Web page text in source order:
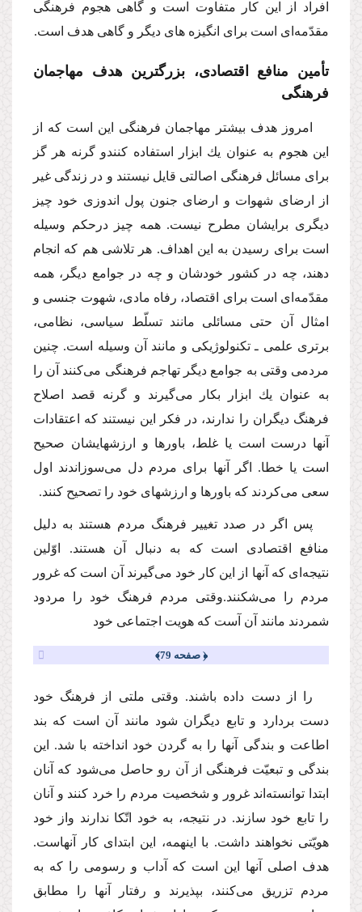
افراد از این كار متفاوت است و گاهى هجوم فرهنگى
مقدّمه‌اى است براى انگیزه هاى دیگر و گاهى هدف است.
تأمین منافع اقتصادى، بزرگترین هدف مهاجمان
فرهنگى
امروز هدف بیشتر مهاجمان فرهنگى این است كه از
این هجوم به عنوان یك ابزار استفاده كنندو گرنه هر گز
براى مسائل فرهنگى اصالتى قایل نیستند و در زندگى غیر
از ارضاى شهوات و ارضاى جنون پول اندوزى خود چیز
دیگرى برایشان مطرح نیست. همه چیز درحكم وسیله
است براى رسیدن به این اهداف. هر تلاشى هم كه انجام
دهند، چه در كشور خودشان و چه در جوامع دیگر، همه
مقدّمه‌اى است براى اقتصاد، رفاه مادى، شهوت جنسى و
امثال آن حتى مسائلى مانند تسلّط سیاسى، نظامى،
برترى علمى ـ تكنولوژیكى و مانند آن وسیله است. چنین
مردمى وقتى به جوامع دیگر تهاجم فرهنگى‌ مى‌كنند آن را
به عنوان یك ابزار بكار‌ مى‌گیرند و گرنه قصد اصلاح
فرهنگ دیگران را ندارند، در فكر این نیستند كه اعتقادات
آنها درست است یا غلط، باورها و ارزشهایشان صحیح
است یا خطا. اگر آنها براى مردم دل‌ مى‌سوزاندند اول
سعى‌ مى‌كردند كه باورها و ارزشهاى خود را تصحیح كنند.
پس اگر در صدد تغییر فرهنگ مردم هستند به دلیل
منافع اقتصادى است كه به دنبال آن هستند. اوّلین
نتیجه‌اى كه آنها از این كار خود‌ مى‌گیرند آن است كه غرور
مردم را‌ مى‌شكنند.وقتى مردم فرهنگ خود را مردود
شمردند مانند آن آست كه هویت اجتماعى خود
﴿ صفحه 79﴾
را از دست داده باشند. وقتى ملتى از فرهنگ خود
دست بردارد و تابع دیگران شود مانند آن است كه بند
اطاعت و بندگى آنها را به گردن خود انداخته با شد. این
بندگى و تبعیّت فرهنگى از آن رو حاصل‌ مى‌شود كه آنان
ابتدا توانسته‌اند غرور و شخصیت مردم را خرد كنند و آنان
را تابع خود سازند. در نتیجه، به خود اتّكا ندارند واز خود
هویّتى نخواهند داشت. با اینهمه، این ابتداى كار آنهاست.
هدف اصلى آنها این است كه آداب و رسومى را كه به
مردم تزریق‌ مى‌كنند، بپذیرند و رفتار آنها را مطابق